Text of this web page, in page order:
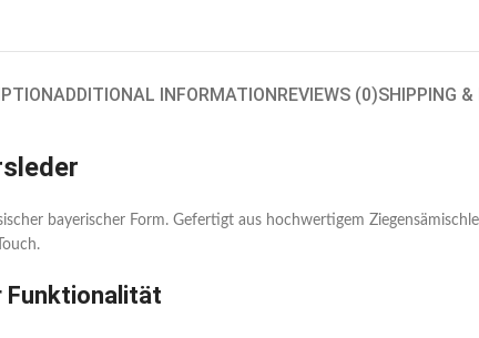
ADDITIONAL INFORMATIONREVIEWS (0)SHIPPING &
bayerischer Form. Gefertigt aus hochwertigem
Funktionalität